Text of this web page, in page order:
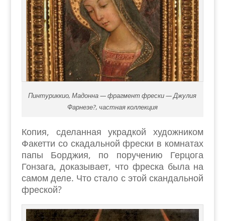
Пинтуриккио, Мадонна — фрагмент фрески — Джулия
Фарнезе?, частная коллекция
Копия, сделанная украдкой художником
Факетти со скадальной фрески в комнатах
папы Борджия, по поручению Герцога
Гонзага, доказывает, что фреска была на
самом деле. Что стало с этой скандальной
фреской?